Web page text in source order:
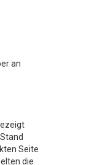
an
Seite
die